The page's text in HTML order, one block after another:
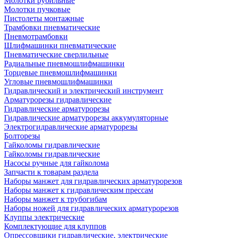
Молотки пучковые
Пистолеты монтажные
Трамбовки пневматические
Пневмотрамбовки
Шлифмашинки пневматические
Пневматические сверлильные
Радиальные пневмошлифмашинки
Торцевые пневмошлифмашинки
Угловые пневмошлифмашинки
Гидравлический и электрический инструмент
Арматурорезы гидравлические
Гидравлические арматурорезы
Гидравлические арматурорезы аккумуляторные
Электрогидравлические арматурорезы
Болторезы
Гайколомы гидравлические
Гайколомы гидравлические
Насосы ручные для гайколома
Запчасти к товарам раздела
Наборы манжет для гидравлических арматурорезов
Наборы манжет к гидравлическим прессам
Наборы манжет к трубогибам
Наборы ножей для гидравлических арматурорезов
Клуппы электрические
Комплектующие для клуппов
Опрессовщики гидравлические, электрические